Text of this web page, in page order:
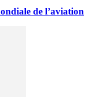
de l’aviation